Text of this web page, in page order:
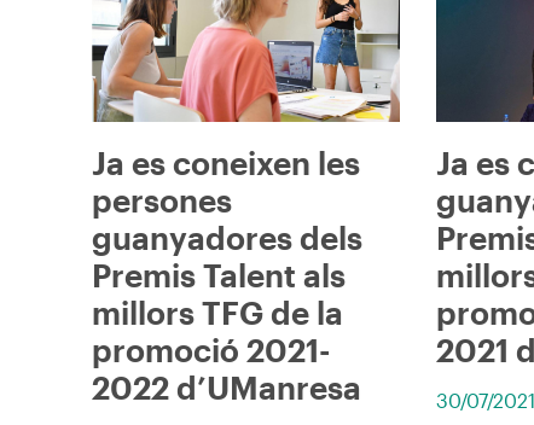
Ja es coneixen les
persones
guanyadores dels
Premis Talent als
millors TFG de la
promoció 2021-
2022 d’UManresa
Ja es
2021
30/07/2021